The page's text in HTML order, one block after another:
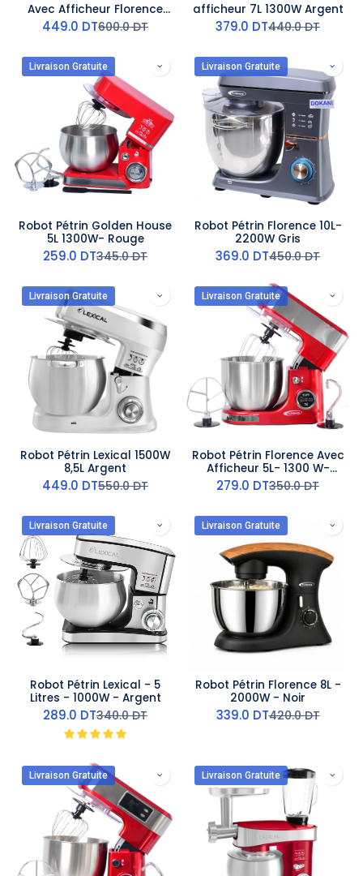
Avec Afficheur Florence
6.5L 1200W - Rouge
449.0 DT600.0DT
afficheur 7L 1300W Argent
379.0 DT440.0DT
Livraison Gratuite
Robot Pétrin Golden House
5L 1300W- Rouge
259.0 DT345.0DT
Livraison Gratuite
Robot Pétrin Florence 10L-
2200W Gris
369.0 DT450.0DT
Livraison Gratuite
Robot Pétrin Lexical 1500W
8,5L Argent
449.0 DT550.0DT
Livraison Gratuite
Robot Pétrin Florence Avec
Afficheur 5L- 1300 W-
Rouge
279.0 DT350.0DT
Livraison Gratuite
Robot Pétrin Lexical - 5
Litres - 1000W - Argent
289.0 DT340.0DT
Livraison Gratuite
Robot Pétrin Florence 8L -
2000W - Noir
339.0 DT420.0DT
Livraison Gratuite Livraison Gratuite